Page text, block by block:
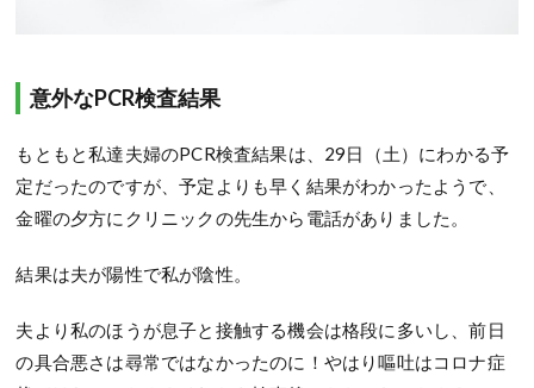
意外なPCR検査結果
もともと私達夫婦のPCR検査結果は、29日（土）にわかる予
定だったのですが、予定よりも早く結果がわかったようで、
金曜の夕方にクリニックの先生から電話がありました。
結果は夫が陽性で私が陰性。
夫より私のほうが息子と接触する機会は格段に多いし、前日
の具合悪さは尋常ではなかったのに！やはり嘔吐はコロナ症